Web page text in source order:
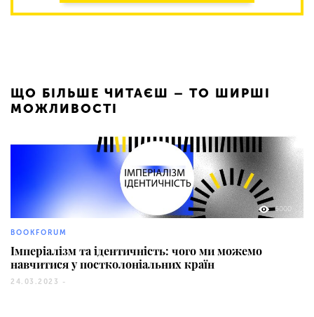
ЩО БІЛЬШЕ ЧИТАЄШ – ТО ШИРШІ
МОЖЛИВОСТІ
6000
BOOKFORUM
Імперіалізм та ідентичність: чого ми можемо
навчитися у постколоніальних країн
24.03.2023 -